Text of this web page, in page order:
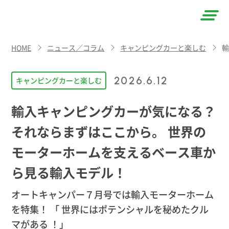
CAMPER
（オート
キャン
パー）
HOME ニュース／コラム キャンピングカーと楽しむ
キャンピングカーと楽しむ 2026.6.12
輸入キャンピングカーが気になる？
それならまずはここから。 世界の
モーターホームを支えるベース車か
ら見る輸入モデル！
オートキャンパー７月号では輸入モーターホーム
を特集！ 「 世界にはポテンシャルを秘めたクル
マがある ！」